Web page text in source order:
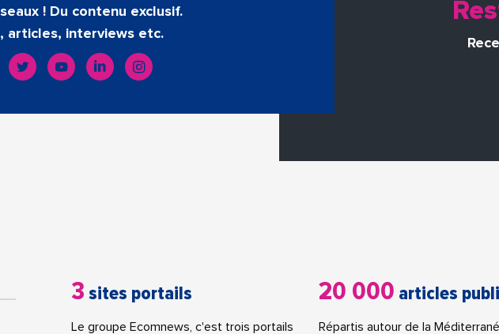
! Du contenu exclusif.
articles, interviews etc.
3 sites portails
Le groupe Ecomnews, c'est trois portails
20 000 articles
Répartis autour de la